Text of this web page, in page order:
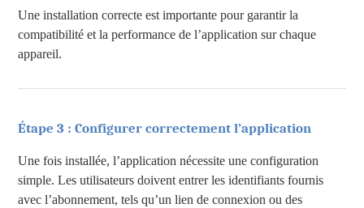
Une installation correcte est importante pour garantir la
compatibilité et la performance de l’application sur chaque
appareil.
Étape 3 : Configurer correctement l’application
Une fois installée, l’application nécessite une configuration
simple. Les utilisateurs doivent entrer les identifiants fournis
avec l’abonnement, tels qu’un lien de connexion ou des